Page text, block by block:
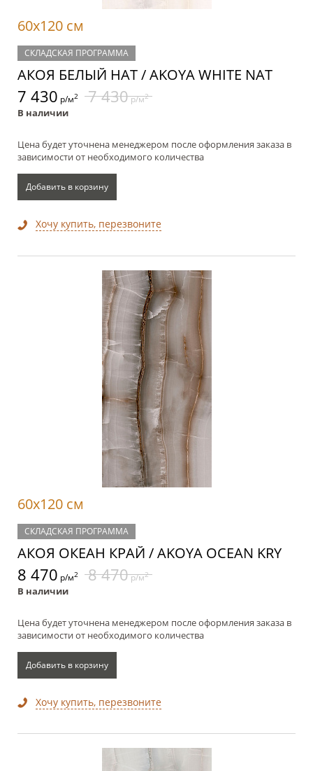
60x120 см
СКЛАДСКАЯ ПРОГРАММА
АКОЯ БЕЛЫЙ НАТ / AKOYA WHITE NAT
7 430 р/м2 7 430р/м2
В наличии
Цена будет уточнена менеджером после оформления заказа в
зависимости от необходимого количества
Добавить в корзину
Хочу купить, перезвоните
60x120 см
СКЛАДСКАЯ ПРОГРАММА
АКОЯ ОКЕАН КРАЙ / AKOYA OCEAN KRY
8 470 р/м2 8 470р/м2
В наличии
Цена будет уточнена менеджером после оформления заказа в
зависимости от необходимого количества
Добавить в корзину
Хочу купить, перезвоните